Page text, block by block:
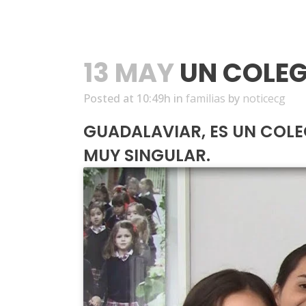
13 MAYUN
Posted at 10:49h in familias by noticecg
GUADALAVIAR, ES UN
MUY SINGULAR.